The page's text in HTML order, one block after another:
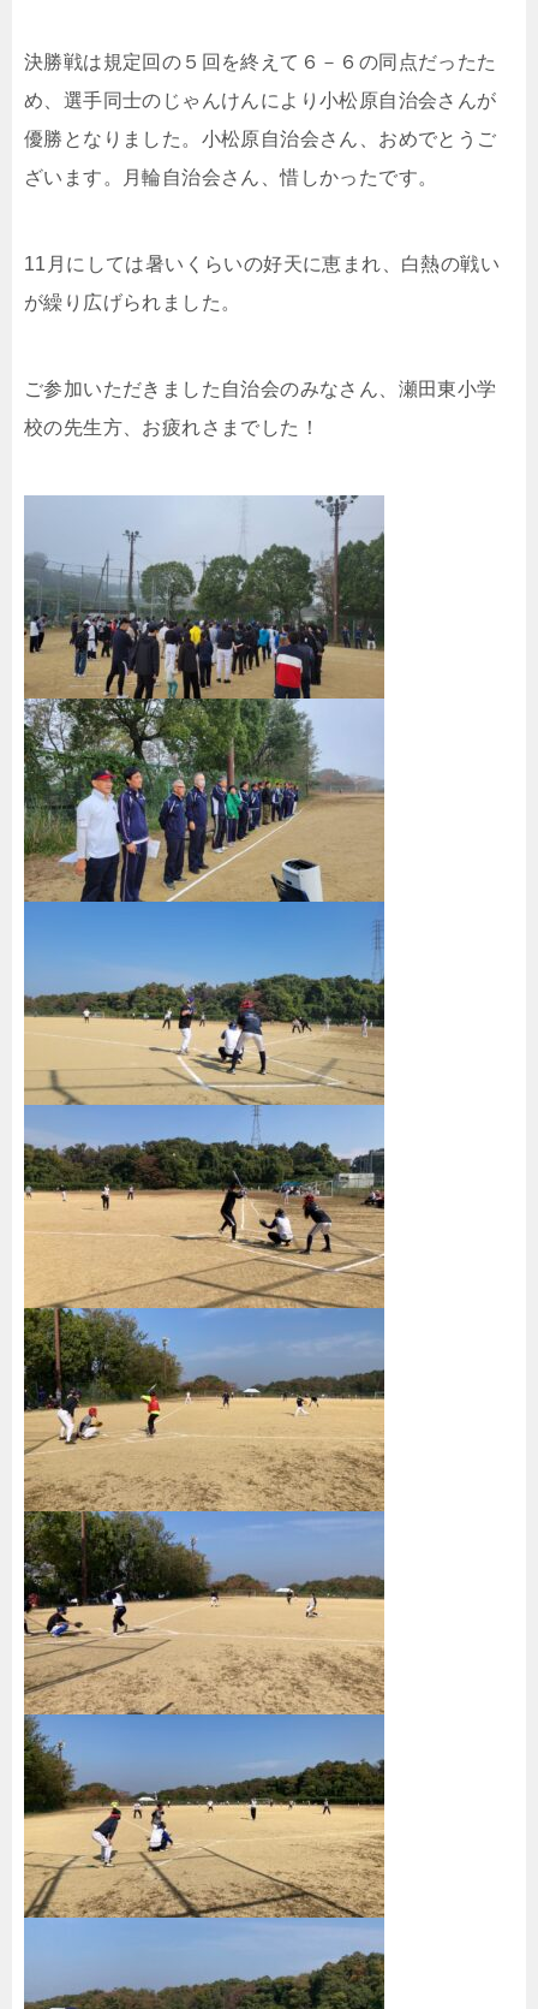
決勝戦は規定回の５回を終えて６－６の同点だったた
め、選手同士のじゃんけんにより小松原自治会さんが
優勝となりました。小松原自治会さん、おめでとうご
ざいます。月輪自治会さん、惜しかったです。
11月にしては暑いくらいの好天に恵まれ、白熱の戦い
が繰り広げられました。
ご参加いただきました自治会のみなさん、瀬田東小学
校の先生方、お疲れさまでした！